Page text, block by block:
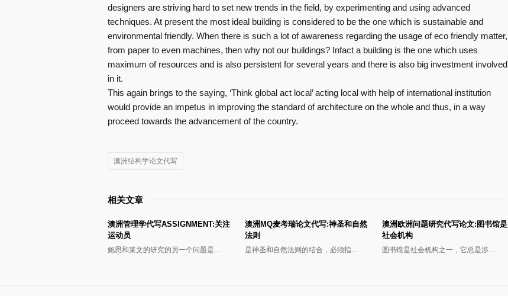
designers are striving hard to set new trends in the field, by experimenting and using advanced
techniques. At present the most ideal building is considered to be the one which is sustainable and
environmental friendly. When there is such a lot of awareness regarding the usage of eco friendly matter,
from paper to even machines, then why not our buildings? Infact a building is the one which uses
maximum of resources and is also persistent for several years and there is also big investment involved
in it.
This again brings to the saying, ‘Think global act local’ acting local with help of international institution
would provide an impetus in improving the standard of architecture on the whole and thus, in a way
proceed towards the advancement of the country.
澳洲结构学论文代写
相关文章
澳洲管理学代写ASSIGNMENT:关注
运动员
鲍恩和莱文的研究的另一个问题是…
澳洲MQ麦考瑞论文代写:神圣和自然
法则
是神圣和自然法则的结合，必须指…
澳洲欧洲问题研究代写论文:图书馆是
社会机构
图书馆是社会机构之一，它总是涉…